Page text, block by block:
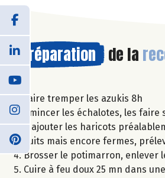
Préparation de la
Faire tremper les azukis 8h
Emincer les échalotes, les faire
Y ajouter les haricots
cuits mais encore fermes,
Brosser le potimarron, enlever
Cuire à feu doux 25 mn dans